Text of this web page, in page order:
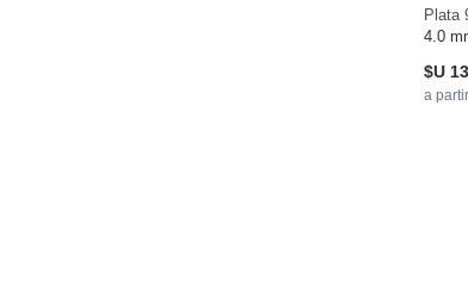
Plata
4.0
$U
a